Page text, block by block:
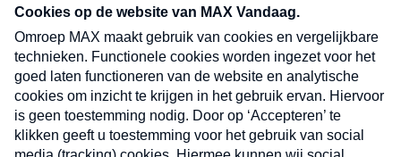
nieuwsbrief. Elke vrijdag- en dinsdagochtend in
uw mailbox.
Verzend